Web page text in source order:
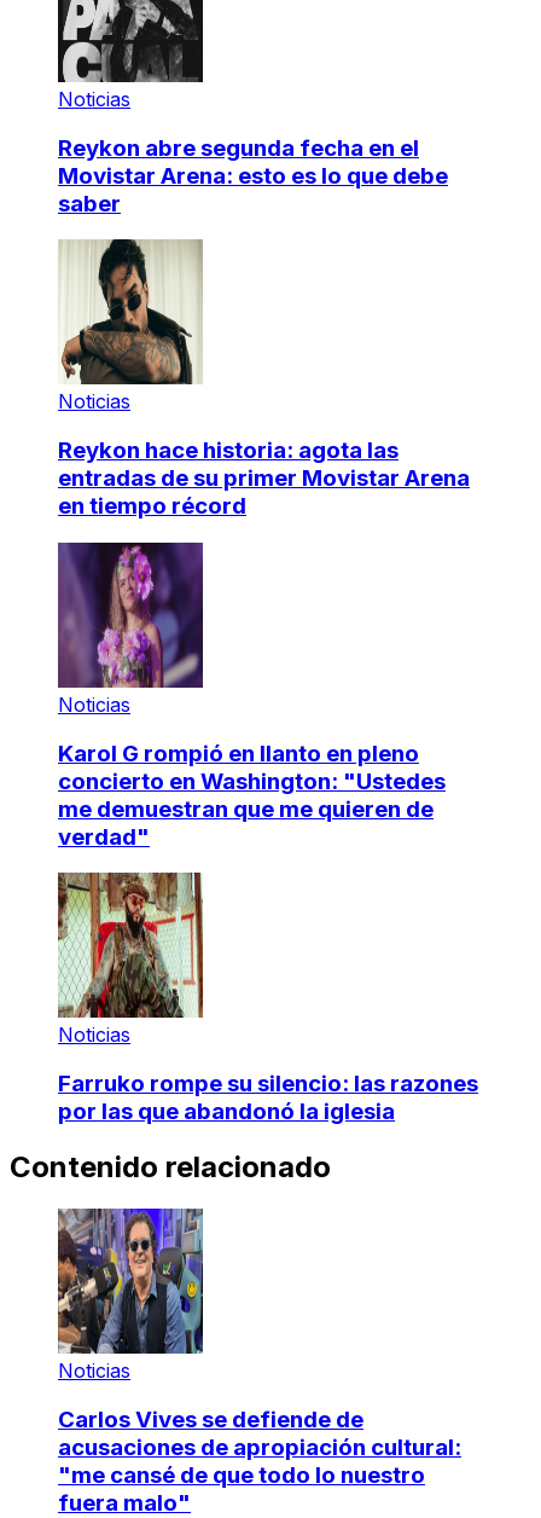
Noticias
Reykon abre segunda fecha en el
Movistar Arena: esto es lo que debe
saber
Noticias
Reykon hace historia: agota las
entradas de su primer Movistar Arena
en tiempo récord
Noticias
Karol G rompió en llanto en pleno
concierto en Washington: "Ustedes
me demuestran que me quieren de
verdad"
Noticias
Farruko rompe su silencio: las razones
por las que abandonó la iglesia
Contenido relacionado
Noticias
Carlos Vives se defiende de
acusaciones de apropiación cultural:
"me cansé de que todo lo nuestro
fuera malo"